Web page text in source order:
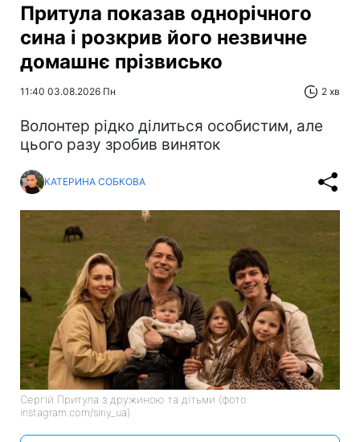
Притула показав однорічного
сина і розкрив його незвичне
домашнє прізвисько
11:40 03.08.2026 Пн 2 хв
Волонтер рідко ділиться особистим, але
цього разу зробив виняток
КАТЕРИНА СОБКОВА
Сергій Притула з дружиною та дітьми (фото:
instagram.com/siriy_ua)